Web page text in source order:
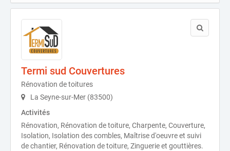
Termi sud Couvertures
Rénovation de toitures
La Seyne-sur-Mer (83500)
Activités
Rénovation, Rénovation de toiture, Charpente, Couverture,
Isolation, Isolation des combles, Maîtrise d'oeuvre et suivi
de chantier, Rénovation de toiture, Zinguerie et gouttières.